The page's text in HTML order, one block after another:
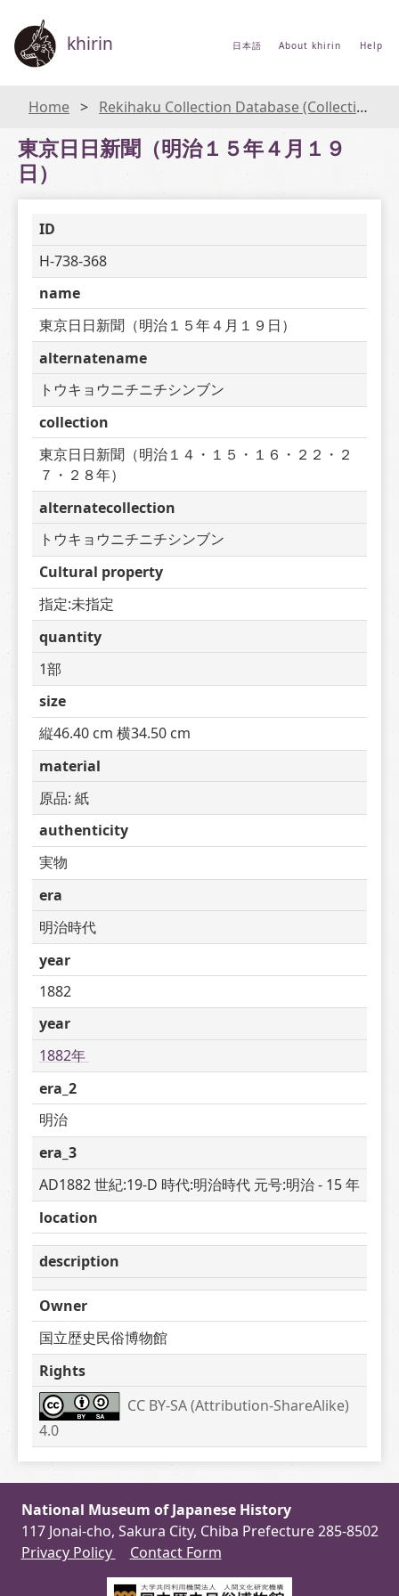
khirin 日本語 About khirin Help
Home Rekihaku Collection Database (Collections Database of the National Museum of Japanese History)
東京日日新聞（明治１５年４月１９
日）
ID
H-738-368
name
東京日日新聞（明治１５年４月１９日）
alternatename
トウキョウニチニチシンブン
collection
東京日日新聞（明治１４・１５・１６・２２・２
７・２８年）
alternatecollection
トウキョウニチニチシンブン
Cultural property
指定:未指定
quantity
1部
size
縦46.40 cm 横34.50 cm
material
原品: 紙
authenticity
実物
era
明治時代
year
1882
year
1882年
era_2
明治
era_3
AD1882 世紀:19-D 時代:明治時代 元号:明治 - 15 年
location
description
Owner
国立歴史民俗博物館
Rights
CC BY-SA (Attribution-ShareAlike)
4.0
National Museum of Japanese History
117 Jonai-cho, Sakura City, Chiba Prefecture 285-8502
Privacy Policy
Contact Form